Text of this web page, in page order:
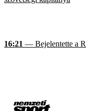
16:21 — Bejelentette a